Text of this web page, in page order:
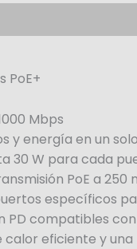
PoE+
Mbps
y energía en un
30 W para cada
PoE a
específicos
compatibles con
eficiente y una